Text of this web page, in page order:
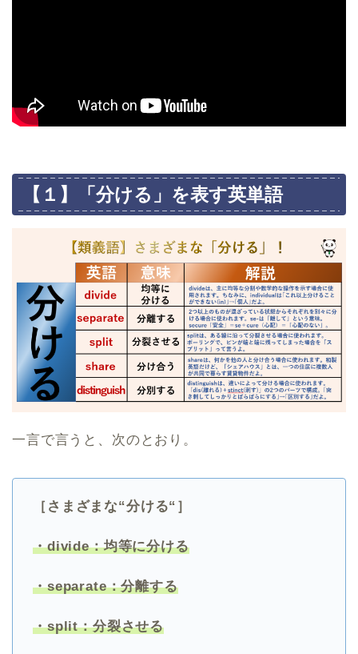
【１】「分ける」を表す英単語
一言で言うと、次のとおり。
［さまざまな“分ける“］
・divide：均等に分ける
・separate：分離する
・split：分裂させる